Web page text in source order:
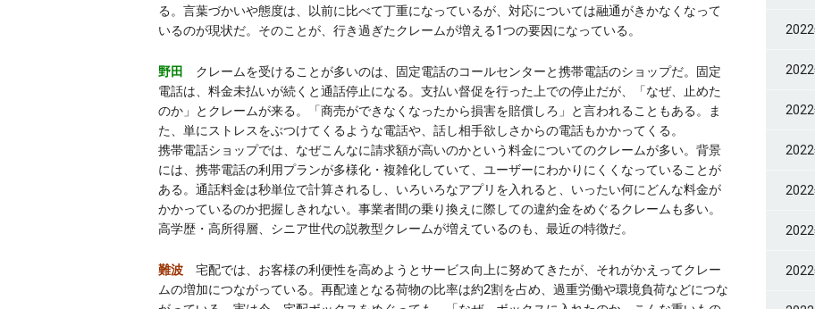
る。言葉づかいや態度は、以前に比べて丁重になっているが、対応については融通がきかなくなって
いるのが現状だ。そのことが、行き過ぎたクレームが増える1つの要因になっている。
野田
クレームを受けることが多いのは、固定電話のコールセンターと携帯電話のショップだ。固定
電話は、料金未払いが続くと通話停止になる。支払い督促を行った上での停止だが、「なぜ、止めた
のか」とクレームが来る。「商売ができなくなったから損害を賠償しろ」と言われることもある。ま
た、単にストレスをぶつけてくるような電話や、話し相手欲しさからの電話もかかってくる。
携帯電話ショップでは、なぜこんなに請求額が高いのかという料金についてのクレームが多い。背景
には、携帯電話の利用プランが多様化・複雑化していて、ユーザーにわかりにくくなっていることが
ある。通話料金は秒単位で計算されるし、いろいろなアプリを入れると、いったい何にどんな料金が
かかっているのか把握しきれない。事業者間の乗り換えに際しての違約金をめぐるクレームも多い。
高学歴・高所得層、シニア世代の説教型クレームが増えているのも、最近の特徴だ。
難波宅配では、お客様の利便性を高めようとサービス向上に努めてきたが、それがかえってクレー
ムの増加につながっている。再配達となる荷物の比率は約2割を占め、過重労働や環境負荷などにつな